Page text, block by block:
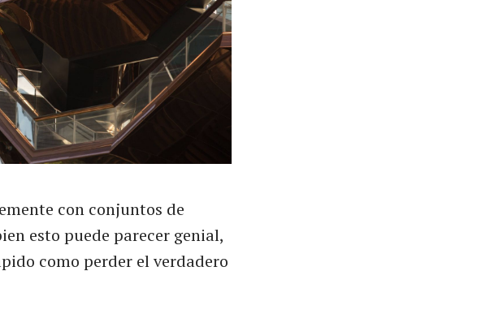
con conjuntos de
esto puede parecer genial,
como perder el verdadero